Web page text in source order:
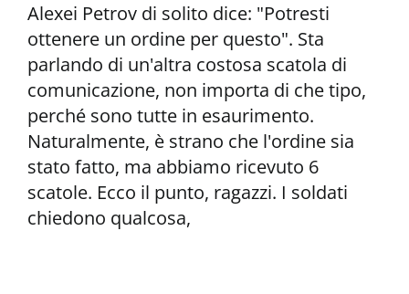
Alexei Petrov di solito dice: "Potresti
ottenere un ordine per questo". Sta
parlando di un'altra costosa scatola di
comunicazione, non importa di che tipo,
perché sono tutte in esaurimento.
Naturalmente, è strano che l'ordine sia
stato fatto, ma abbiamo ricevuto 6
scatole. Ecco il punto, ragazzi. I soldati
chiedono qualcosa,